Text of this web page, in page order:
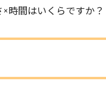
時間はいくらですか？